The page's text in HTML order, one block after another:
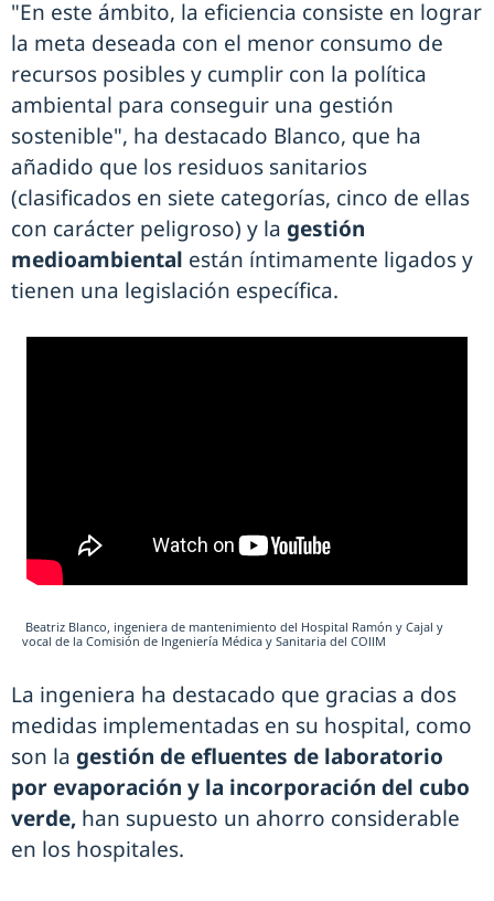
"En este ámbito, la eficiencia consiste en lograr
la meta deseada con el menor consumo de
recursos posibles y cumplir con la política
ambiental para conseguir una gestión
sostenible", ha destacado Blanco, que ha
añadido que los residuos sanitarios
(clasificados en siete categorías, cinco de ellas
con carácter peligroso) y la gestión
medioambiental están íntimamente ligados y
tienen una legislación específica.
Beatriz Blanco, ingeniera de mantenimiento del Hospital Ramón y Cajal y
vocal de la Comisión de Ingeniería Médica y Sanitaria del COIIM
La ingeniera ha destacado que gracias a dos
medidas implementadas en su hospital, como
son la gestión de efluentes de laboratorio
por evaporación y la incorporación del cubo
verde, han supuesto un ahorro considerable
en los hospitales.